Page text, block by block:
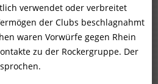
verwendet oder verbreitet
der Clubs beschlagnahmt
waren Vorwürfe gegen Rhein
zu der Rockergruppe. Der